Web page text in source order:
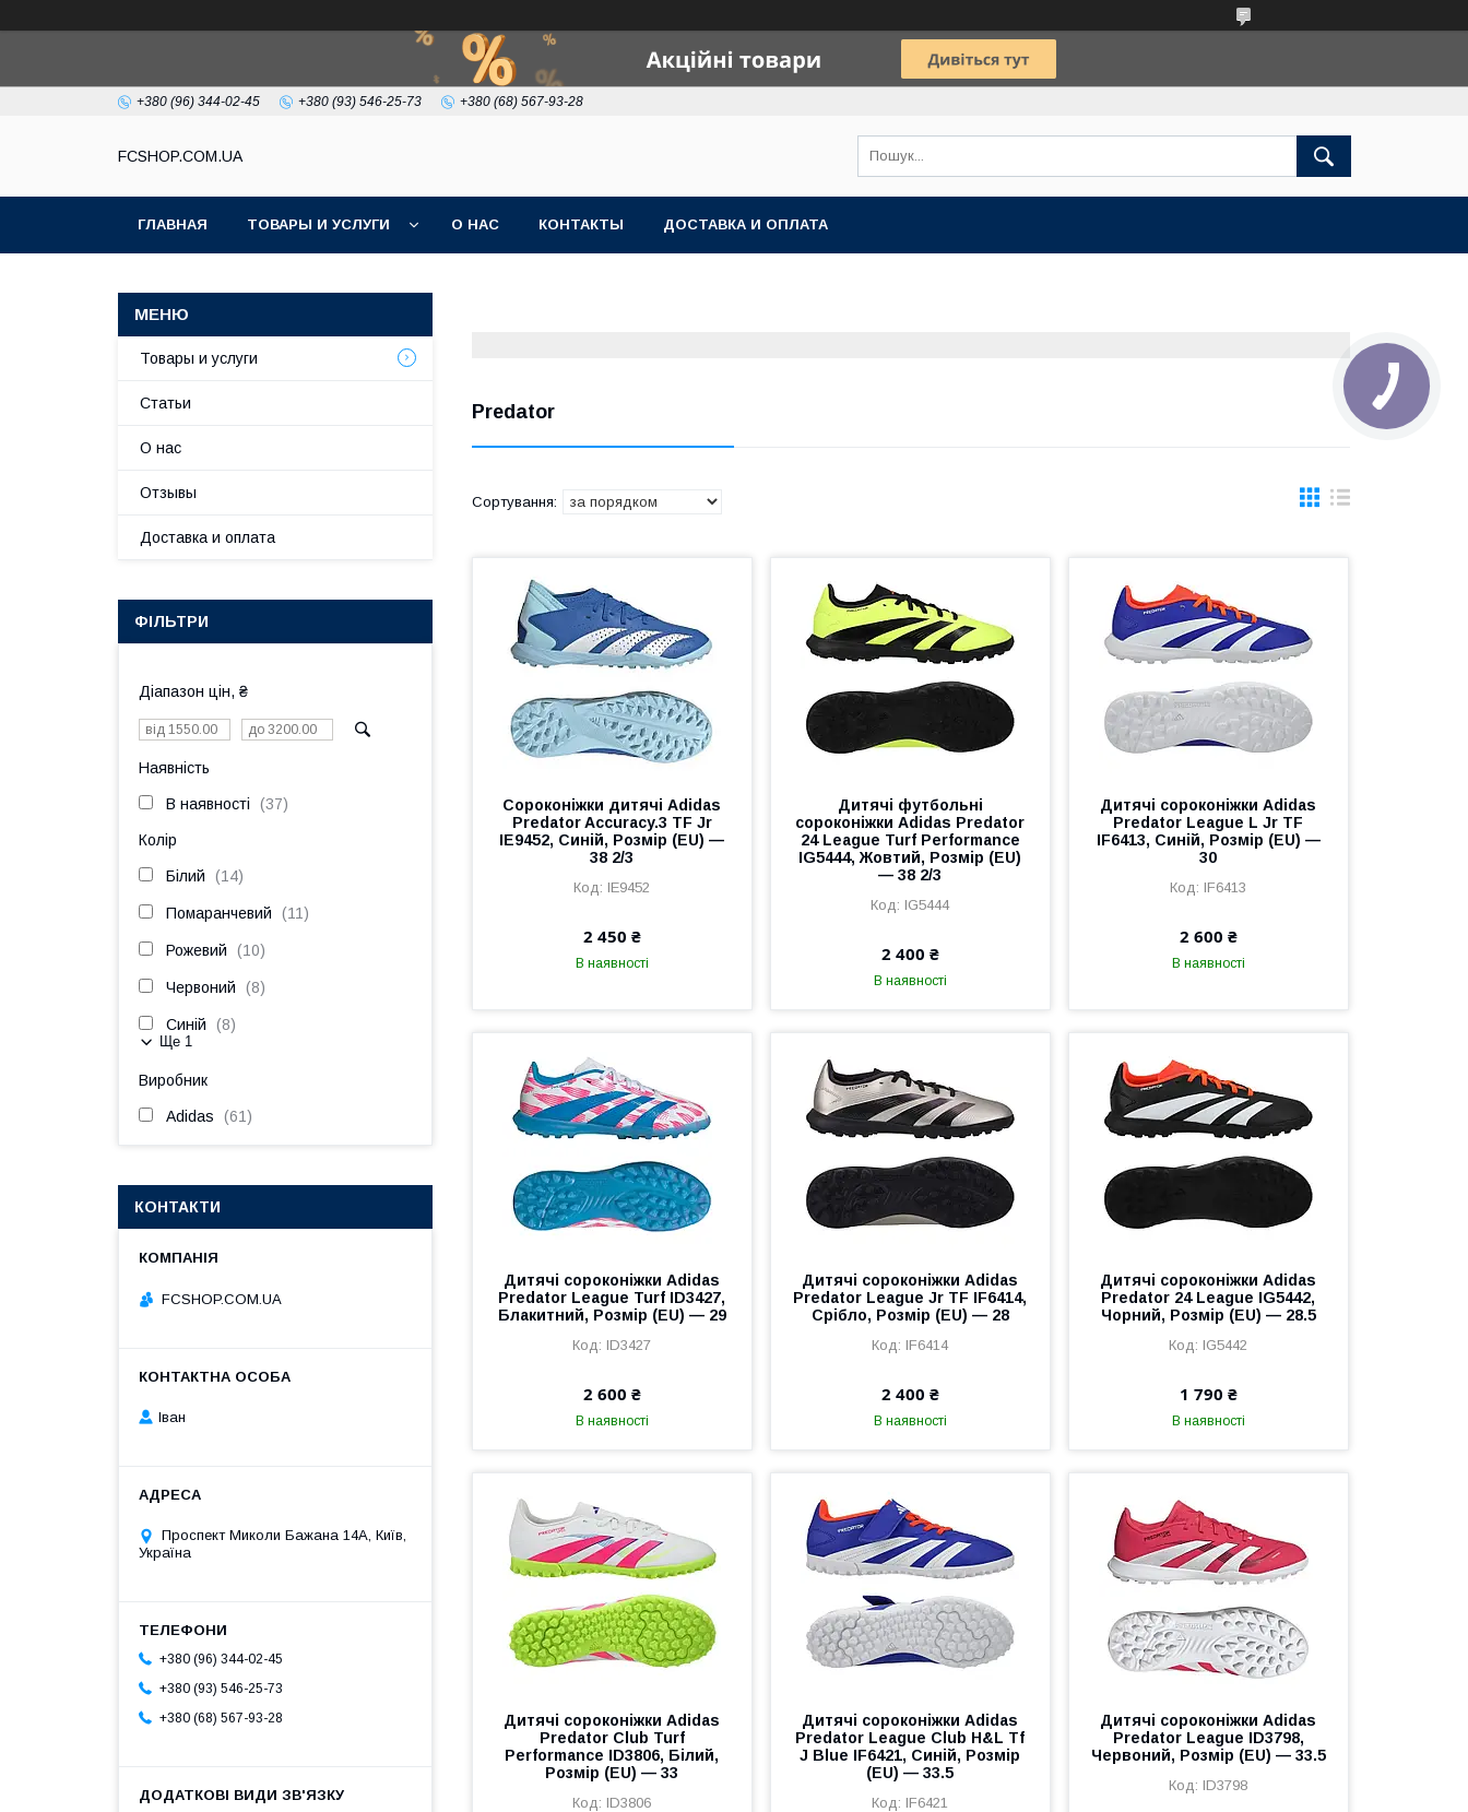
+380 (96) 344-02-45 +380 (93) 546-25-73 +380 (68) 567-93-28
FCSHOP.COM.UA
ГЛАВНАЯ ТОВАРЫ И УСЛУГИ О НАС КОНТАКТЫ ДОСТАВКА И ОПЛАТА
Predator
Сороконіжки дитячі Adidas
Predator Accuracy.3 TF Jr
IE9452, Синій, Розмір (EU) —
38 2/3
IE9452
2 450 ₴
В наявності
Дитячі футбольні
сороконіжки Adidas Predator
24 League Turf Performance
IG5444, Жовтий, Розмір (EU)
— 38 2/3
IG5444
2 400 ₴
В наявності
Дитячі сороконіжки Adidas
Predator League L Jr TF
IF6413, Синій, Розмір (EU) —
30
IF6413
2 600 ₴
В наявності
Дитячі сороконіжки Adidas
Predator League Turf ID3427,
Блакитний, Розмір (EU) — 29
ID3427
2 600 ₴
В наявності
Дитячі сороконіжки Adidas
Predator League Jr TF IF6414,
Срібло, Розмір (EU) — 28
IF6414
2 400 ₴
В наявності
Дитячі сороконіжки Adidas
Predator 24 League IG5442,
Чорний, Розмір (EU) — 28.5
IG5442
1 790 ₴
В наявності
Дитячі сороконіжки Adidas
Predator Club Turf
Performance ID3806, Білий,
Розмір (EU) — 33
ID3806
Дитячі сороконіжки Adidas
Predator League Club H&L Tf
J Blue IF6421, Синій, Розмір
(EU) — 33.5
IF6421
Дитячі сороконіжки Adidas
Predator League ID3798,
Червоний, Розмір (EU) — 33.5
ID3798
Товары и услуги
Статьи
О нас
Отзывы
Доставка и оплата
ФІЛЬТРИ
Діапазон цін, ₴
Наявність
В наявності 37
Колір
Білий 14
Помаранчевий 11
Рожевий 10
Червоний 8
Синій 8
Ще 1
Виробник
Adidas 61
КОНТАКТИ
FCSHOP.COM.UA
Іван
Проспект Миколи Бажана 14А, Київ,
Україна
+380 (96) 344-02-45
+380 (93) 546-25-73
+380 (68) 567-93-28